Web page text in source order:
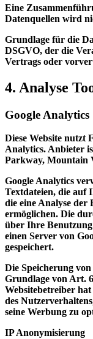
Eine
Datenquellen wird
Grundlage für die
DSGVO, der die
Vertrags oder
4. Analyse
Google Analytics
Diese Website nutzt
Analytics. Anbieter
Parkway, Mountain
Google Analytics
Textdateien, die auf
die eine Analyse der
ermöglichen. Die
über Ihre Benutzung
einen Server von
gespeichert.
Die Speicherung
Grundlage von Art.
Websitebetreiber
des
seine Werbung zu
IP Anonymisierung